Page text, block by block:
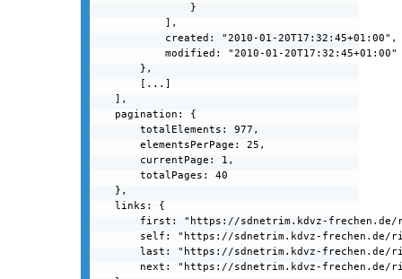
                }
            ],
            created: "2010-01-20T17:32:45+01:00",
            modified: "2010-01-20T17:32:45+01:00"
        },
        [...]
    ],
    pagination: {
        totalElements: 977,
        elementsPerPage: 25,
        currentPage: 1,
        totalPages: 40
    },
    links: {
first: "https://sdnetrim.kdvz-
self: "https://sdnetrim.kdvz-frechen.de/
last: "https://sdnetrim.kdvz-frechen.de/
next: "https://sdnetrim.kdvz-frechen.de/